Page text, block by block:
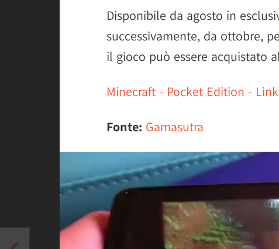
Disponibile da agosto in
successivamente, da ottobre,
il gioco può essere acquistato
Minecraft - Pocket Edition -
Fonte: Gamasutra